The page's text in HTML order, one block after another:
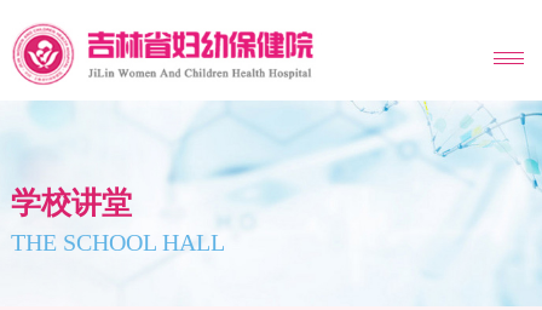
MENU
学校讲堂
THE SCHOOL HALL